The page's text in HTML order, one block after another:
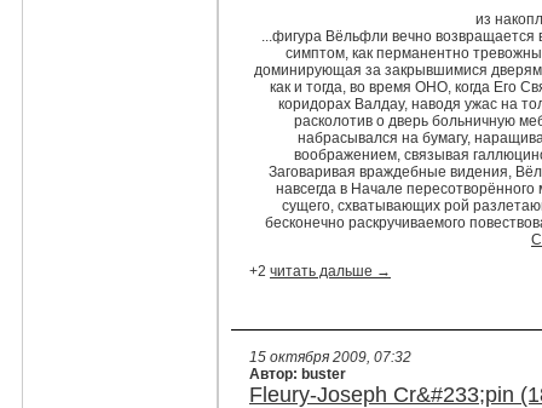
из
...фигура Вёльфли вечно возвращается
симптом, как перманентно
доминирующая за закрывшимися
как и тогда, во время ОНО, когда Его
коридорах Валдау, наводя ужас на
расколотив о дверь больничную
набрасывался на бумагу,
воображением, связывая
Заговаривая враждебные видения,
навсегда в Начале
сущего, схватывающих рой
бесконечно раскручиваемого
+2 читать дальше →
15 октября 2009, 07:32
Автор: buster
Fleury-Joseph Cr&#233;pin